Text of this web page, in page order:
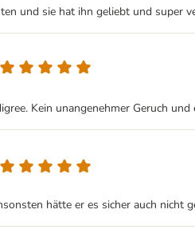
und sie hat ihn geliebt und super
Kein unangenehmer Geruch
hätte er es sicher auch